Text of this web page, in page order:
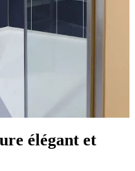
élégant et